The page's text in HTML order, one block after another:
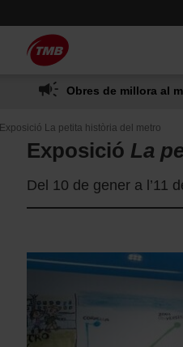
al
contingut
Obres de millora al
Exposició La petita història del metro
Exposició La
Del 10 de gener a l’11